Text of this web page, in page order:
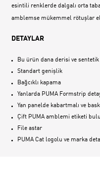
esintili renklerde dalgalı orta
amblemse mükemmel rötuşlar
DETAYLAR
Bu ürün dana derisi ve
Standart genişlik
Bağcıklı kapama
Yanlarda PUMA Formstrip
Yan panelde kabartmalı ve
Çift PUMA amblemi etiketi
File astar
PUMA Cat logolu ve marka